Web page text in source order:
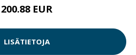
200.88 EUR
LISÄTIETOJA